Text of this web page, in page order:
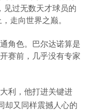
过无数天才球员的
走向世界之巅。
角色。巴尔达诺算是
赛前，几乎没有专家
利，他打进关键进
却又同样震撼人心的